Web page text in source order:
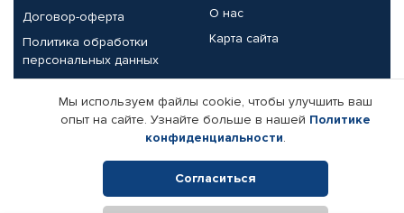
Договор-оферта
Политика обработки
персональных данных
О нас
Карта сайта
Партнерам
Корпоративным клиентам
Поставщикам
Реквизиты компании
Мы используем файлы cookie, чтобы улучшить ваш
опыт на сайте. Узнайте больше в нашей Политике
конфиденциальности.
Согласиться